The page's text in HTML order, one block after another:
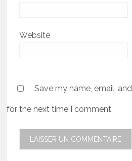
Website
Save my name, email,
for the next time I comment.